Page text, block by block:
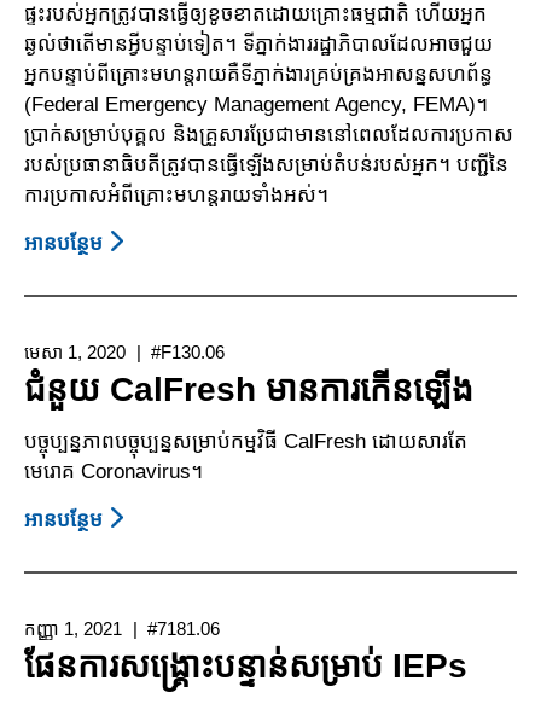
បន្ទាប់ពី
គ្រោះ
មហន្ត
រាយ
ផ្ទះរបស់អ្នកត្រូវបានធ្វើឲ្យខូចខាតដោយគ្រោះធម្មជាតិ ហើយអ្នក
ឆ្ងល់ថា​តើមានអ្វី​បន្ទា​ប់​ទៀត។ ទីភ្នាក់ងារ​រដ្ឋា​ភិបាល​ដែលអាចជួយ
អ្នកបន្ទាប់ពីគ្រោះមហន្តរាយគឺទីភ្នាក់ងារគ្រប់គ្រងអាសន្នសហព័ន្ធ
(Federal Emergency Management Agency, FEMA)។
ប្រាក់សម្រាប់បុគ្គល និងគ្រួសារប្រែជា​មាននៅ​ពេល​ដែល​ការ​ប្រកាស
របស់​ប្រ​ធា​នា​ធិប​តី​ត្រូវបានធ្វើឡើងសម្រាប់តំបន់របស់អ្នក។ បញ្ជីនៃ​
ការប្រកាស​អំពីគ្រោះមហន្តរាយទាំងអស់។
អាន​បន្ថែម About
ដាក់
ជំនួយហិរញ្ញ
វត្ថុ
បន្ទាប់ពី
គ្រោះ
មហន្ត
មេសា 1, 2020 #F130.06
ជំនួយ CalFresh មានការកើនឡើង
បច្ចុប្បន្នភាពបច្ចុប្បន្នសម្រាប់កម្មវិធី CalFresh ដោយសារតែ
មេរោគ Coronavirus។
អាន​បន្ថែម About
CalFresh
ការកើន
ឡើង
កញ្ញា 1, 2021 #7181.06
ផែនការសង្គ្រោះបន្ទាន់សម្រាប់ IEPs